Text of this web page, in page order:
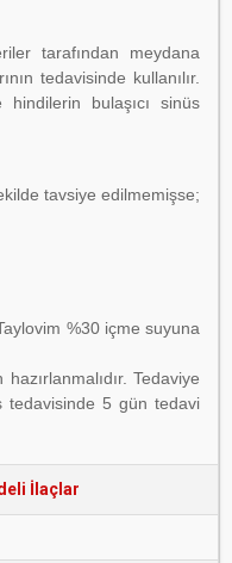
tarafından meydana
tedavisinde kullanılır.
bulaşıcı sinüs
tavsiye edilmemişse;
%30 içme suyuna
Tedaviye
tedavisinde 5 gün tedavi
İlaçlar